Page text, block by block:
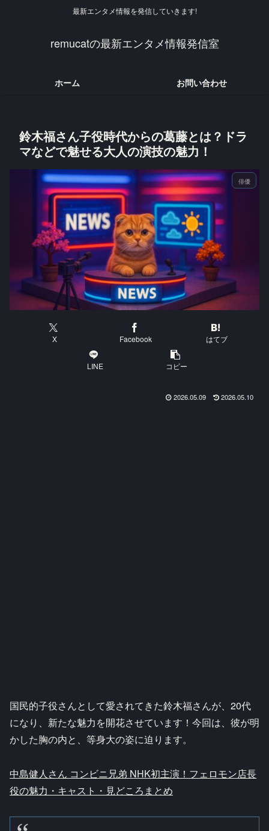
最新エンタメ情報を発信していきます!
remucatの最新エンタメ情報発信室
ホーム お問い合わせ
鈴木福さん子役時代からの葛藤とは？ドラ
マなどで魅せる大人の演技の魅力！
俳優
X Facebook はてブ
LINE コピー
2026.05.09 2026.05.10
国民的子役さんとして愛されてきた鈴木福さんが、20代
になり、新たな魅力を開花させています！今回は、彼が明
かした胸の内と、等身大の姿に迫ります。
中島健人さん コンビニ兄弟 NHK初主演！フェロモン店長
役の魅力・キャスト・見どころまとめ